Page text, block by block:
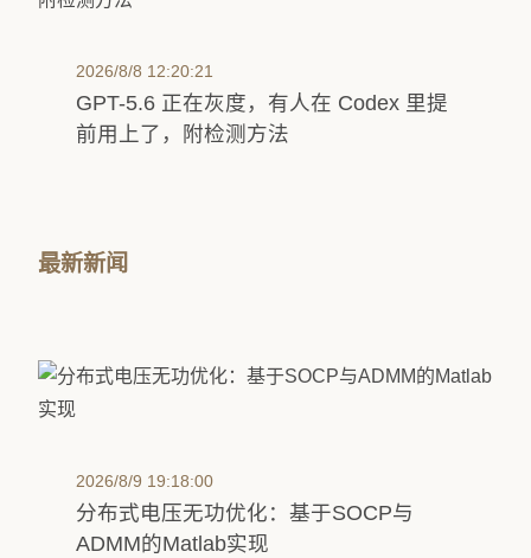
2026/8/8 12:20:21
GPT-5.6 正在灰度，有人在 Codex 里提
前用上了，附检测方法
最新新闻
2026/8/9 19:18:00
分布式电压无功优化：基于SOCP与
ADMM的Matlab实现